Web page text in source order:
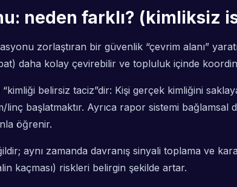
neden farklı? (kimliksiz
zorlaştıran bir güvenlik “çevrim alanı”
daha kolay çevirebilir ve topluluk içinde
belirsiz taciz”dir: Kişi gerçek kimliğini
başlatmaktır. Ayrıca rapor sistemi
öğrenir.
aynı zamanda davranış sinyali toplama ve
kaçması) riskleri belirgin şekilde artar.